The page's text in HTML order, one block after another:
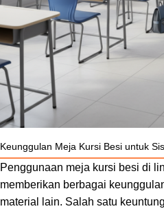
Keunggulan Meja Kursi Besi untuk
Penggunaan meja kursi besi di
memberikan berbagai
material lain. Salah satu